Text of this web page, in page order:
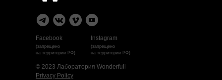
© 2023 Лаборатория Wonderfull
Privacy Policy
Facebook Instagram
(запрещено
на территории РФ)
(запрещено
на территории РФ)